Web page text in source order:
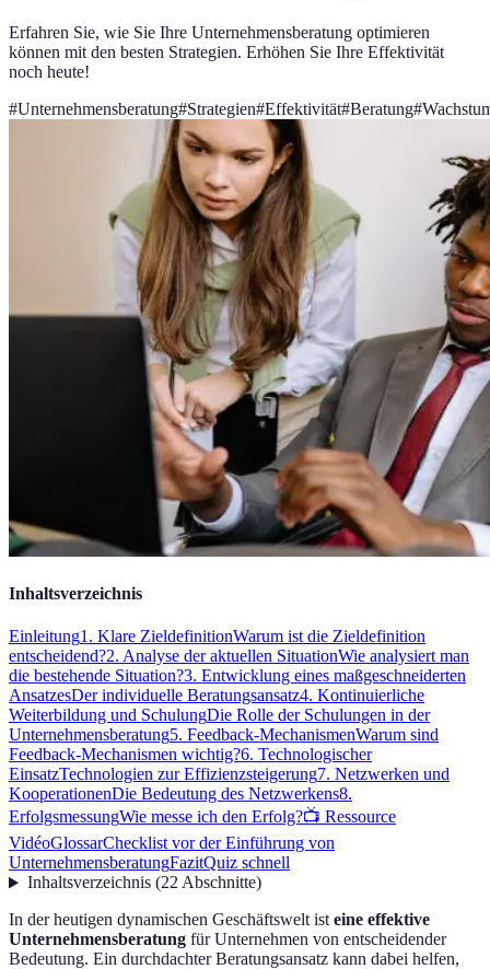
Erfahren Sie, wie Sie Ihre Unternehmensberatung optimieren
können mit den besten Strategien. Erhöhen Sie Ihre Effektivität
noch heute!
#Unternehmensberatung#Strategien#Effektivität#Beratung#
Inhaltsverzeichnis
Einleitung1. Klare ZieldefinitionWarum ist die Zieldefinition
entscheidend?2. Analyse der aktuellen SituationWie analysiert man
die bestehende Situation?3. Entwicklung eines maßgeschneiderten
AnsatzesDer individuelle Beratungsansatz4. Kontinuierliche
Weiterbildung und SchulungDie Rolle der Schulungen in der
Unternehmensberatung5. Feedback-MechanismenWarum sind
Feedback-Mechanismen wichtig?6. Technologischer
EinsatzTechnologien zur Effizienzsteigerung7. Netzwerken und
KooperationenDie Bedeutung des Netzwerkens8.
ErfolgsmessungWie messe ich den Erfolg?📺 Ressource
VidéoGlossarChecklist vor der Einführung von
UnternehmensberatungFazitQuiz schnell
Inhaltsverzeichnis(22Abschnitte)
In der heutigen dynamischen Geschäftswelt isteine effektive
Unternehmensberatung für Unternehmen von entscheidender
Bedeutung. Ein durchdachter Beratungsansatz kann dabei helfen,